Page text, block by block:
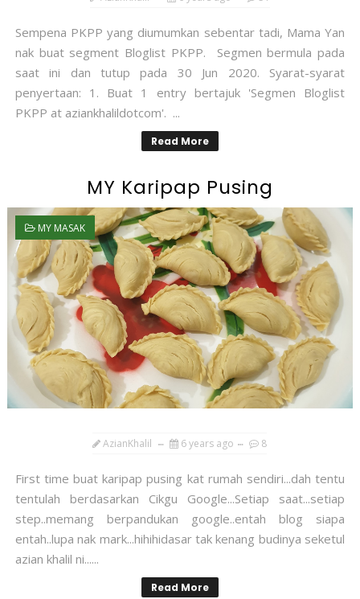
Sempena PKPP yang diumumkan sebentar tadi, Mama Yan
nak buat segment Bloglist PKPP. Segmen bermula pada
saat ini dan tutup pada 30 Jun 2020. Syarat-syarat
penyertaan: 1. Buat 1 entry bertajuk 'Segmen Bloglist
PKPP at aziankhalildotcom'. ...
Read More
MY Karipap Pusing
MY MASAK
AzianKhalil 6 years ago 8
First time buat karipap pusing kat rumah sendiri...dah tentu
tentulah berdasarkan Cikgu Google...Setiap saat...setiap
step..memang berpandukan google..entah blog siapa
entah..lupa nak mark...hihihidasar tak kenang budinya seketul
azian khalil ni......
Read More